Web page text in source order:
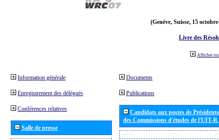
(Genève, Suisse, 15
Livre des
Afficher
Information générale
Enregistrement des délégués
Conférences relatives
Salle de presse
Documents
Publications
Candidats aux postes de
des Commissions d'études de l'UIT-